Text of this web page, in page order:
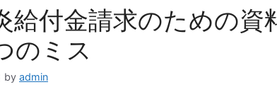
給付金請求のための資
のミス
by admin